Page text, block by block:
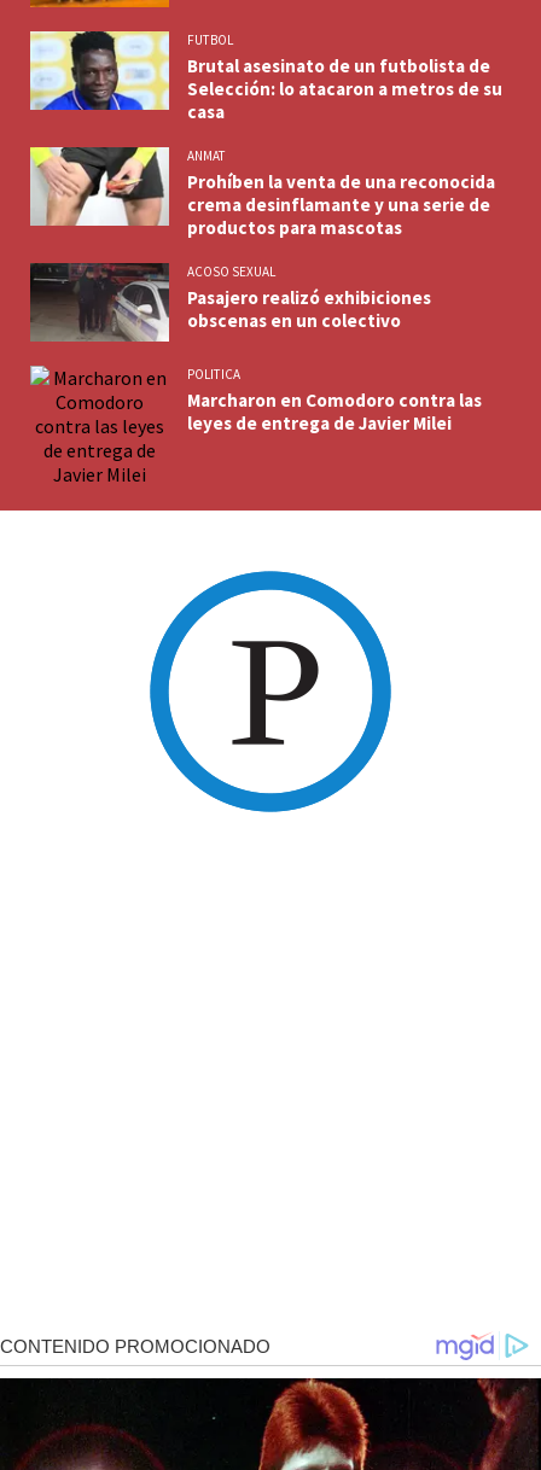
FUTBOL
Brutal asesinato de un futbolista de
Selección: lo atacaron a metros de su
casa
ANMAT
Prohíben la venta de una reconocida
crema desinflamante y una serie de
productos para mascotas
ACOSO SEXUAL
Pasajero realizó exhibiciones
obscenas en un colectivo
POLITICA
Marcharon en Comodoro contra las
leyes de entrega de Javier Milei